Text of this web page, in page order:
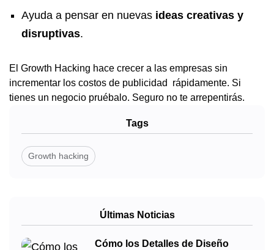
Ayuda a pensar en nuevas ideas creativas y
disruptivas.
El Growth Hacking hace crecer a las empresas sin
incrementar los costos de publicidad rápidamente. Si
tienes un negocio pruébalo. Seguro no te arrepentirás.
Tags
Growth hacking
Últimas Noticias
Cómo los Detalles de Diseño